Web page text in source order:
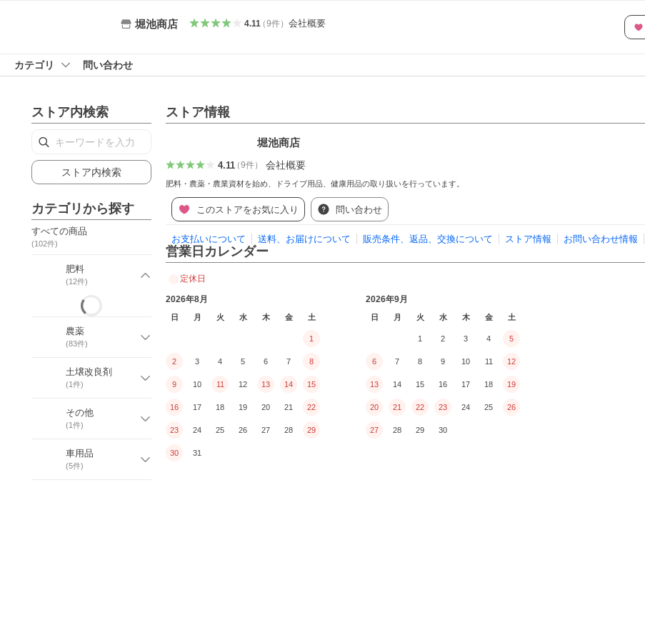
堀池商店 4.11（9件） 会社概要
カテゴリ 問い合わせ
ストア内検索
ストア内検索
カテゴリから探す
すべての商品
(102件)
肥料
(12件)
農薬
(83件)
土壌改良剤
(1件)
その他
(1件)
車用品
(5件)
ストア情報
堀池商店
4.11（9件） 会社概要
肥料・農薬・農業資材を始め、ドライブ用品、健康用品の取り扱いを行っています。
このストアをお気に入り 問い合わせ
お支払いについて 送料、お届けについて 販売条件、返品、交換について ストア情報 お問い合わせ情報
営業日カレンダー
定休日
2026年8月
日 月 火 水 木 金 土
1
2 3 4 5 6 7 8
9 10 11 12 13 14 15
16 17 18 19 20 21 22
23 24 25 26 27 28 29
30 31
2026年9月
日 月 火 水 木 金 土
1 2 3 4 5
6 7 8 9 10 11 12
13 14 15 16 17 18 19
20 21 22 23 24 25 26
27 28 29 30